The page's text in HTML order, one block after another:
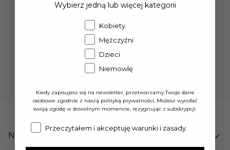
inspiracje bezpośrednio na swoją skrzynkę
odbiorczą.
Zarejestruj się
Nasz DILLING
Wybierz jedną lub więcej kategorii
Kobiety
Mężczyźni
Dzieci
Niemowlę
Kiedy zapisujesz się na newsletter, przetwarzamy Twoje dane
osobowe zgodnie z naszą polityką prywatności. Możesz wycofać
swoją zgodę w dowolnym momencie, rezygnując z subskrypcji.
ConsentPrzeczytałem i akceptuję warunki i zasady.